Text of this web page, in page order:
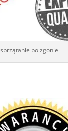
sprzątanie po zgonie